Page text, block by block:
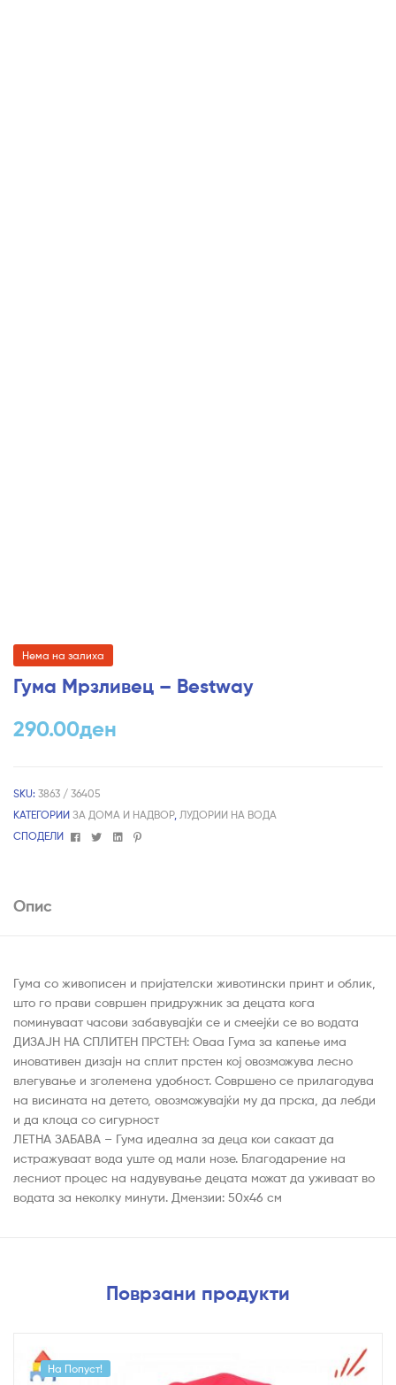
Нема на залиха
Гума Мрзливец – Bestway
290.00ден
SKU: 3863 / 36405
КАТЕГОРИИ ЗА ДОМА И НАДВОР, ЛУДОРИИ НА ВОДА
СПОДЕЛИ
FacebookTwitterLinkedin
Pinterest
Опис
Гума со живописен и пријателски животински принт и облик,
што го прави совршен придружник за децата кога
поминуваат часови забавувајќи се и смеејќи се во водата
ДИЗАЈН НА СПЛИТЕН ПРСТЕН: Оваа Гума за капење има
иновативен дизајн на сплит прстен кој овозможува лесно
влегување и зголемена удобност. Совршено се прилагодува
на висината на детето, овозможувајќи му да прска, да лебди
и да клоца со сигурност
ЛЕТНА ЗАБАВА – Гума идеална за деца кои сакаат да
истражуваат вода уште од мали нозе. Благодарение на
лесниот процес на надувување децата можат да уживаат во
водата за неколку минути. Дмензии: 50х46 см
Поврзани продукти
На Попуст!